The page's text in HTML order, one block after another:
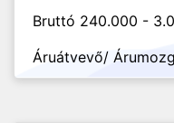
Bruttó 240.000 -
Áruátvevő/